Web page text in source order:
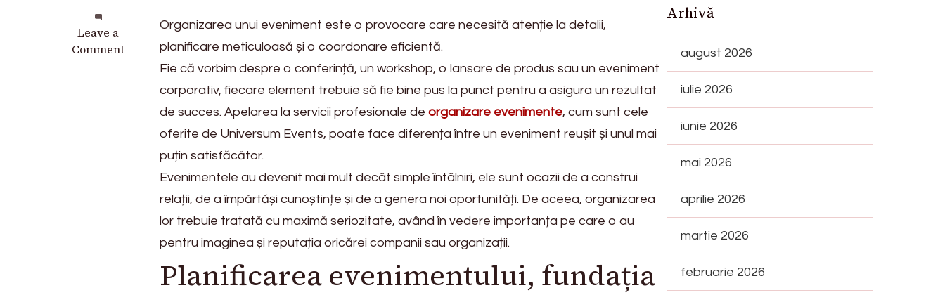
Leave a
Comment
on
Organizare
evenimente:
organizarea
Organizarea unui eveniment este o provocare care necesită atenție la detalii,
planificare meticuloasă și o coordonare eficientă.
Fie că vorbim despre o conferință, un workshop, o lansare de produs sau un eveniment
corporativ, fiecare element trebuie să fie bine pus la punct pentru a asigura un rezultat
de succes. Apelarea la servicii profesionale de organizare evenimente, cum sunt cele
oferite de Universum Events, poate face diferența între un eveniment reușit și unul mai
puțin satisfăcător.
Evenimentele au devenit mai mult decât simple întâlniri, ele sunt ocazii de a construi
relații, de a împărtăși cunoștințe și de a genera noi oportunități. De aceea, organizarea
lor trebuie tratată cu maximă seriozitate, având în vedere importanța pe care o au
pentru imaginea și reputația oricărei companii sau organizații.
Planificarea evenimentului, fundația
Arhivă
august 2026
iulie 2026
iunie 2026
mai 2026
aprilie 2026
martie 2026
februarie 2026